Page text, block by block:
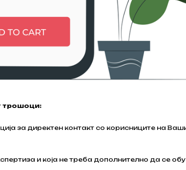
трошоци:
за директен контакт со корисниците на
и која не треба дополнително да се